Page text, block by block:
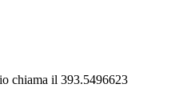
chiama il 393.5496623